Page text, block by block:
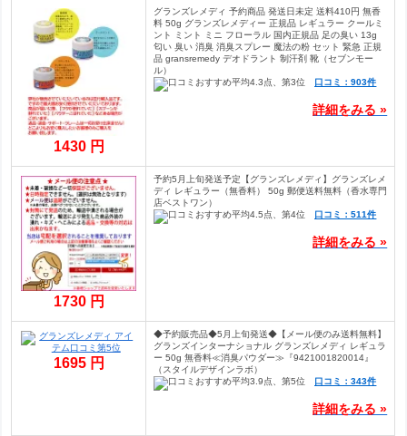
1430 円
グランズレメディ 予約商品 発送日未定 送料410円 無香
料 50g グランズレメディー 正規品 レギュラー クールミ
ント ミント ミニ フローラル 国内正規品 足の臭い 13g
匂い 臭い 消臭 消臭スプレー 魔法の粉 セット 緊急 正規
品 gransremedy デオドラント 制汗剤 靴（セブンモー
ル）
口コミ：903件
詳細をみる »
1730 円
予約5月上旬発送予定【グランズレメディ】グランズレメ
ディ レギュラー（無香料） 50g 郵便送料無料（香水専門
店ベストワン）
口コミ：511件
詳細をみる »
1695 円
◆予約販売品◆5月上旬発送◆【メール便のみ送料無料】
グランズインターナショナル グランズレメディ レギュラ
ー 50g 無香料≪消臭パウダー≫『9421001820014』
（スタイルデザインラボ）
口コミ：343件
詳細をみる »